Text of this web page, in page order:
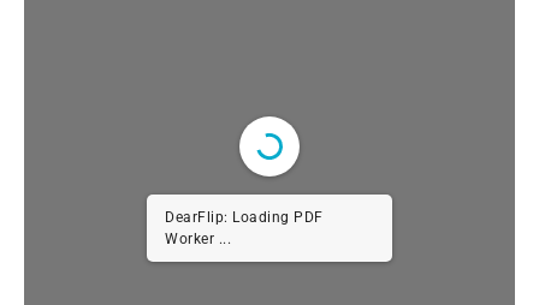
DearFlip: Loading PDF
Worker ...